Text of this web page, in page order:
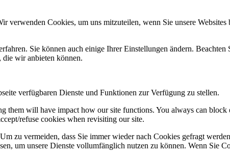
verwenden Cookies, um uns mitzuteilen, wenn Sie unsere
Sie können auch einige Ihrer Einstellungen ändern.
die wir anbieten können.
verfügbaren Dienste und Funktionen zur Verfügung zu stellen.
them will have impact how our site functions. You always can
refuse cookies when revisiting our site.
zu vermeiden, dass Sie immer wieder nach Cookies gefragt
um unsere Dienste vollumfänglich nutzen zu können. Wenn Sie